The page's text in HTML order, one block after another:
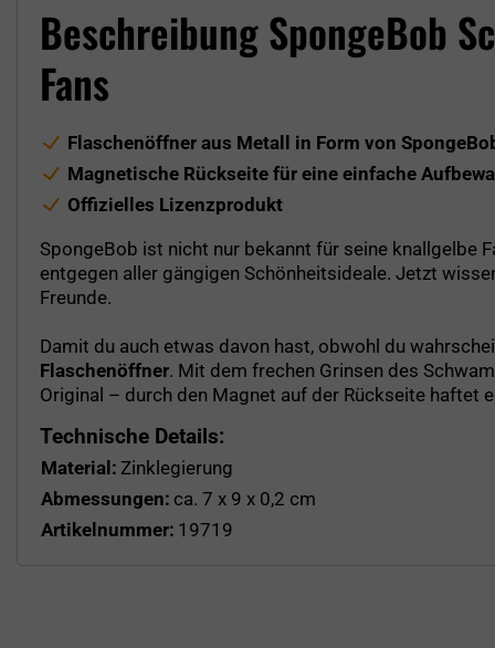
Beschreibung SpongeBob
Fans
Flaschenöffner aus Metall in Form von
Magnetische Rückseite für eine einfache
Offizielles Lizenzprodukt
SpongeBob ist nicht nur bekannt für seine knallgelbe
entgegen aller gängigen Schönheitsideale. Jetzt
Freunde.
Damit du auch etwas davon hast, obwohl du
Flaschenöffner. Mit dem frechen Grinsen des
Original – durch den Magnet auf der Rückseite haftet
Technische Details:
Material: Zinklegierung
Abmessungen: ca. 7 x 9 x 0,2 cm
Artikelnummer: 19719